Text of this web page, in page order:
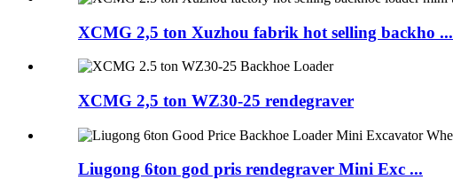
XCMG 2,5 ton Xuzhou fabrik hot selling backho ...
XCMG 2,5 ton WZ30-25 rendegraver
Liugong 6ton god pris rendegraver Mini Exc ...